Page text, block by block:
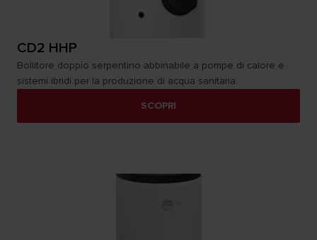
CD2 HHP
Bollitore doppio serpentino abbinabile a pompe di calore e
sistemi ibridi per la produzione di acqua sanitaria.
SCOPRI